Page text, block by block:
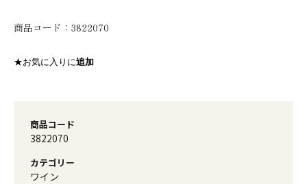
商品コード： 3822070
★お気に入りに追加
商品コード
3822070
カテゴリー
ワイン